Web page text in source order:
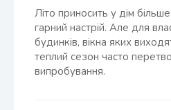
Літо приносить у дім
гарний настрій. Але для
будинків, вікна яких
теплий сезон часто
випробування.